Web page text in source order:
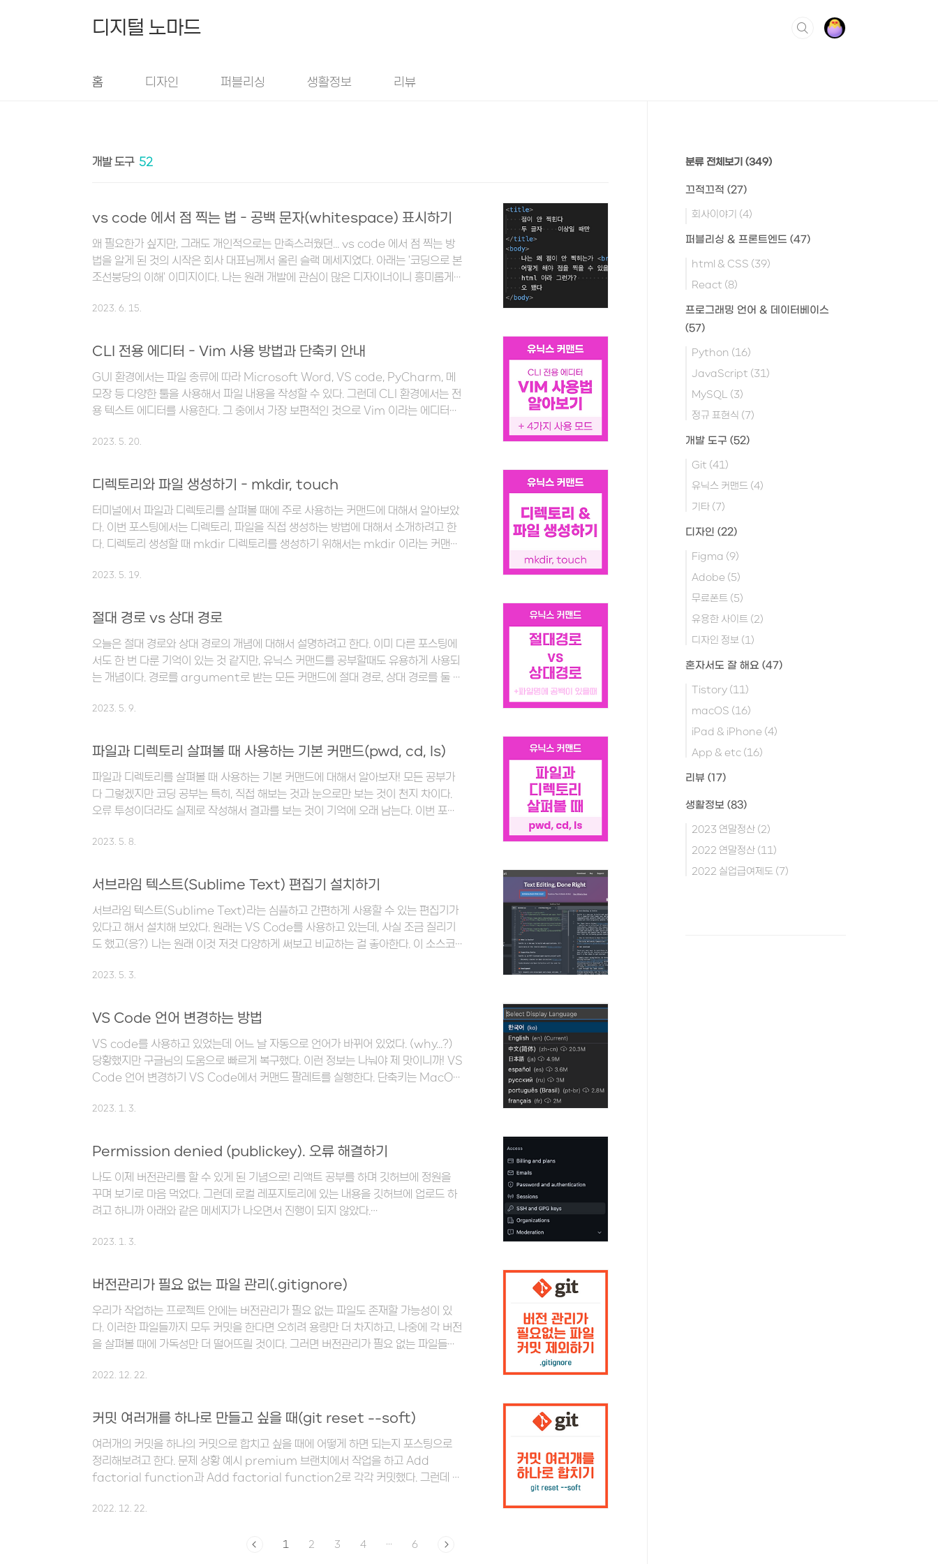
디지털 노마드
홈 디자인 퍼블리싱 생활정보 리뷰
개발 도구 52
vs code 에서 점 찍는 법 - 공백 문자(whitespace) 표시하기
왜 필요한가 싶지만, 그래도 개인적으로는 만족스러웠던... vs code 에서 점 찍는 방
법을 알게 된 것의 시작은 회사 대표님께서 올린 슬랙 메세지였다. 아래는 '코딩으로 본
조선붕당의 이해' 이미지이다. 나는 원래 개발에 관심이 많은 디자이너이니 흥미롭게
궁금증이 생겼다. (이미지는 퍼온 것으로 출처를 알수가 없다. 혹시 저작권 관련 문제
격이라... 그래서 슬랙 댓글로 물어보았다. 그리고 답글... 왠지 점이 있는 게 더 예쁜 것
같아서(...???) vs code를 실행하고 아무거나 써 봤는데... 내 에디터에는 점이 찍히
지 않았..
2023. 6. 15.
CLI 전용 에디터 - Vim 사용 방법과 단축키 안내
GUI 환경에서는 파일 종류에 따라 Microsoft Word, VS code, PyCharm, 메
모장 등 다양한 툴을 사용해서 파일 내용을 작성할 수 있다. 그런데 CLI 환경에서는 전
용 텍스트 에디터를 사용한다. 그 중에서 가장 보편적인 것으로 Vim 이라는 에디터가
스가 아닌 키보드로 해결해야 한다는 점이다. 나는 오래 전부터 Vim 에디터에 호기심
동중) 그럼 이제부터 Vim을 사용하는 방법과 단축키에 대해서 정리해보도록 하겠다.
Vim 실행하기 가장 먼저 해야 할 것은 당연히 Vim 실행하기 이다. 터미널을 열고,
vim ..
2023. 5. 20.
디렉토리와 파일 생성하기 - mkdir, touch
터미널에서 파일과 디렉토리를 살펴볼 때에 주로 사용하는 커맨드에 대해서 알아보았
다. 이번 포스팅에서는 디렉토리, 파일을 직접 생성하는 방법에 대해서 소개하려고 한
다. 디렉토리 생성할 때 mkdir 디렉토리를 생성하기 위해서는 mkdir 이라는 커맨드
통해서 알아보자. 현재 coding_study 디렉토리 안에는 setting, study, text
mkdir login 이라는 커맨드를 입력하고 실행하면 된다. 다시 ls 커맨드를 사용하여
내용물을 출력해 보았다. login 디렉토리가 잘 만들어진 것을 확인할 수 있었다.
mkdir 뒤에..
2023. 5. 19.
절대 경로 vs 상대 경로
오늘은 절대 경로와 상대 경로의 개념에 대해서 설명하려고 한다. 이미 다른 포스팅에
서도 한 번 다룬 기억이 있는 것 같지만, 유닉스 커맨드를 공부할때도 유용하게 사용되
는 개념이다. 경로를 argument로 받는 모든 커맨드에 절대 경로, 상대 경로를 둘 다
이나 디렉토리의 고유한 경로를 표시하는 것을 말한다. 경로가 길어질수록 불편해지는
상대 경로 상대 경로란, 현재 자신이 위치해 있는 디렉토리 기준으로 경로를 나타내는
것을 말한다. 현재 디렉토리는 . 으로 표시하며, 상위 디렉토리는 .. 으로 표시한다. ex)
../co..
2023. 5. 9.
파일과 디렉토리 살펴볼 때 사용하는 기본 커맨드(pwd, cd, ls)
파일과 디렉토리를 살펴볼 때 사용하는 기본 커맨드에 대해서 알아보자! 모든 공부가
다 그렇겠지만 코딩 공부는 특히, 직접 해보는 것과 눈으로만 보는 것이 천지 차이다.
오류 투성이더라도 실제로 작성해서 결과를 보는 것이 기억에 오래 남는다. 이번 포스
수 있다. 함께 따라하면서 공부하는 것을 추천한다. 터미널 프로그램을 열면 아래와 같
MacBookPro) 옆의 '~' 표시는 우리가 현재 위치해 있는 디렉토리를 의미한다. 처음
터미널을 시작하면 기본으로 home directory 에서 시작하는데, 현재 위치해 있는
디렉토리를 working direc..
2023. 5. 8.
서브라임 텍스트(Sublime Text) 편집기 설치하기
서브라임 텍스트(Sublime Text)라는 심플하고 간편하게 사용할 수 있는 편집기가
있다고 해서 설치해 보았다. 원래는 VS Code를 사용하고 있는데, 사실 조금 질리기
도 했고(응?) 나는 원래 이것 저것 다양하게 써보고 비교하는 걸 좋아한다. 이 소스코
로스 플랫폼 소스 코드 편집기라도 한다. 다양한 프로그래밍 언어, 마크업 언어를 네이
브라임 텍스트 주요 기능 - Goto Anything : 특정 파일, 심볼, 줄로의 빠른 이동 -
Command Palette : 특정 명령의 빠른 키보드 발동을 위한 적응형 일치 사용 -
동시 편집 ..
2023. 5. 3.
VS Code 언어 변경하는 방법
VS code를 사용하고 있었는데 어느 날 자동으로 언어가 바뀌어 있었다. (why...?)
당황했지만 구글님의 도움으로 빠르게 복구했다. 이런 정보는 나눠야 제 맛이니까! VS
Code 언어 변경하기 VS Code에서 커맨드 팔레트를 실행한다. 단축키는 MacOS
Language를 포함하고 있는 여러 항목이 검색되는데 그 중에서도 Configure
(ja) 등 원하는 언어를 선택해주면 된다. 언어를 선택하면 VS Code를 재시작해야 한
다는 내용의 팝업창이 뜬다. 확인을 누르면 프로그램이 종료되었다가 시작되며 선택한
언어가..
2023. 1. 3.
Permission denied (publickey). 오류 해결하기
나도 이제 버전관리를 할 수 있게 된 기념으로! 리액트 공부를 하며 깃허브에 정원을
꾸며 보기로 마음 먹었다. 그런데 로컬 레포지토리에 있는 내용을 깃허브에 업로드 하
려고 하니까 아래와 같은 메세지가 나오면서 진행이 되지 않았다.
read from remote repository. Please make sure you have the
가 나를 싫어한다아아아아아🫠 일단 정신줄을 잡고 구글신님께 도움을 청해 보았다.
먼저 이런 메세지가 뜨는 이유는 서버에 SSH Key가 없거나 손상이 되어서..
2023. 1. 3.
버전관리가 필요 없는 파일 관리(.gitignore)
우리가 작업하는 프로젝트 안에는 버전관리가 필요 없는 파일도 존재할 가능성이 있
다. 이러한 파일들까지 모두 커밋을 한다면 오히려 용량만 더 차지하고, 나중에 각 버전
을 살펴볼 때에 가독성만 더 떨어뜨릴 것이다. 그러면 버전관리가 필요 없는 파일들을
이동한 후에 아래와 같이 입력하여 파일을 생성한다. touch .gitignore 아무런 반
al 커맨드를 입력하여 디렉토리를 살펴보면 된다. .gitignore 파일이 생긴 것을 확인
할 수 있었다. 그럼 다음으로는 git이 무시해야 할 파일을 넣는 방법에 대해서 알아보
자. 깃허브에서 제공하..
2022. 12. 22.
커밋 여러개를 하나로 만들고 싶을 때(git reset --soft)
여러개의 커밋을 하나의 커밋으로 합치고 싶을 때에 어떻게 하면 되는지 포스팅으로
정리해보려고 한다. 문제 상황 예시 premium 브랜치에서 작업을 하고 Add
factorial function과 Add factorial function2로 각각 커밋했다. 그런데 커
커밋들을 하나로 합치고 싶다는 생각이 들었다. 그럴 때에는 예전에 소개했던 git
링크 클릭! 2022.11.09 - [개발 도구/Git] - 특정 커밋 시점으로 돌아가고 싶을 때
2022. 12. 22.
1 2 3 4 ··· 6
분류 전체보기 (349)
끄적끄적 (27)
회사이야기 (4)
퍼블리싱 & 프론트엔드 (47)
html & CSS (39)
React (8)
프로그래밍 언어 & 데이터베이스
(57)
Python (16)
JavaScript (31)
MySQL (3)
정규 표현식 (7)
개발 도구 (52)
Git (41)
유닉스 커맨드 (4)
기타 (7)
디자인 (22)
Figma (9)
Adobe (5)
무료폰트 (5)
유용한 사이트 (2)
디자인 정보 (1)
혼자서도 잘 해요 (47)
Tistory (11)
macOS (16)
iPad & iPhone (4)
App & etc (16)
리뷰 (17)
생활정보 (83)
2023 연말정산 (2)
2022 연말정산 (11)
2022 실업급여제도 (7)